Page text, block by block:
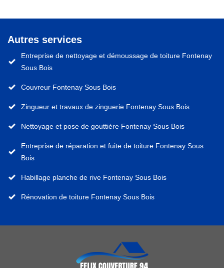
Autres services
Entreprise de nettoyage et démoussage de toiture Fontenay
Sous Bois
Couvreur Fontenay Sous Bois
Zingueur et travaux de zinguerie Fontenay Sous Bois
Nettoyage et pose de gouttière Fontenay Sous Bois
Entreprise de réparation et fuite de toiture Fontenay Sous
Bois
Habillage planche de rive Fontenay Sous Bois
Rénovation de toiture Fontenay Sous Bois